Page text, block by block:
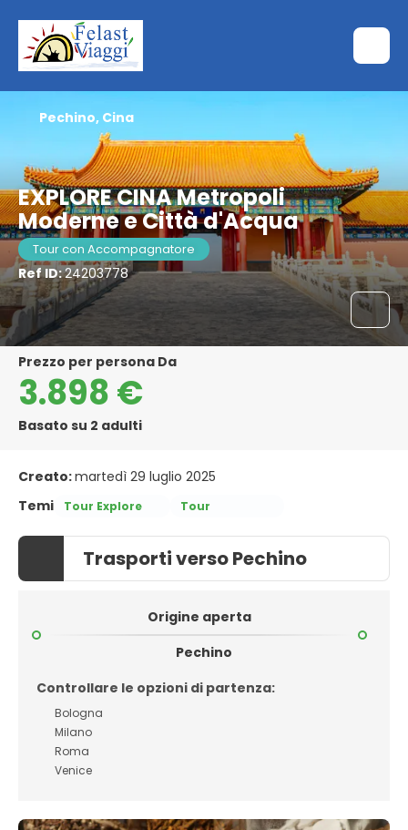
EXPLORE CINA Metropoli
Moderne e Città d'Acqua
Tour con Accompagnatore
Ref ID:24203778
Pechino, Cina
Prezzo per persona Da
3.898 €
Basato su 2 adulti
Creato:martedì 29 luglio 2025
Temi
Tour Explore Tour
Trasporti verso Pechino
Origine aperta
Pechino
Controllare le opzioni di partenza:
Bologna
Milano
Roma
Venice